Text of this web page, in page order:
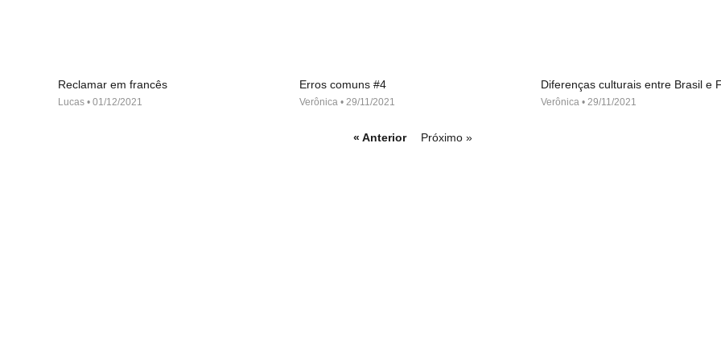
Reclamar em francês
Lucas 01/12/2021
Erros comuns #4
Verônica 29/11/2021
Diferenças culturais entre Brasil e
Verônica 29/11/2021
« Anterior Próximo »